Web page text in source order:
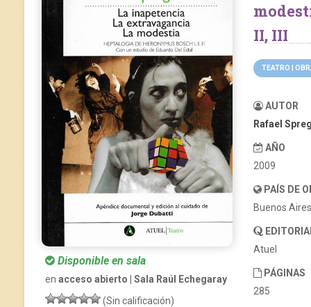
Disponible en sala
en acceso abierto | Sala Raúl Echegaray
(Sin calificación)
II, III
TEATRO |
AUTOR
Rafael
AÑO
2009
PAÍS DE
Buenos
Atuel
PÁGINAS
285